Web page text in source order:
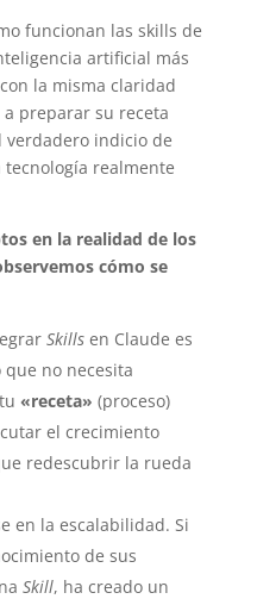
funcionan las skills de
artificial más
la misma claridad
preparar su receta
verdadero indicio de
realmente
en la realidad de los
cómo se
Skillsen Claude es
no necesita
«receta» (proceso)
el crecimiento
redescubrir la rueda
en la escalabilidad. Si
de sus
Skill, ha creado un